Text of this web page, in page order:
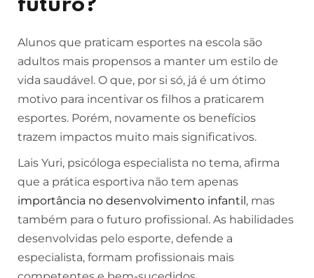
futuro?
Alunos que praticam esportes na escola são
adultos mais propensos a manter um estilo de
vida saudável. O que, por si só, já é um ótimo
motivo para incentivar os filhos a praticarem
esportes. Porém, novamente os benefícios
trazem impactos muito mais significativos.
Lais Yuri, psicóloga especialista no tema, afirma
que a prática esportiva não tem apenas
importância no desenvolvimento infantil, mas
também para o futuro profissional. As habilidades
desenvolvidas pelo esporte, defende a
especialista, formam profissionais mais